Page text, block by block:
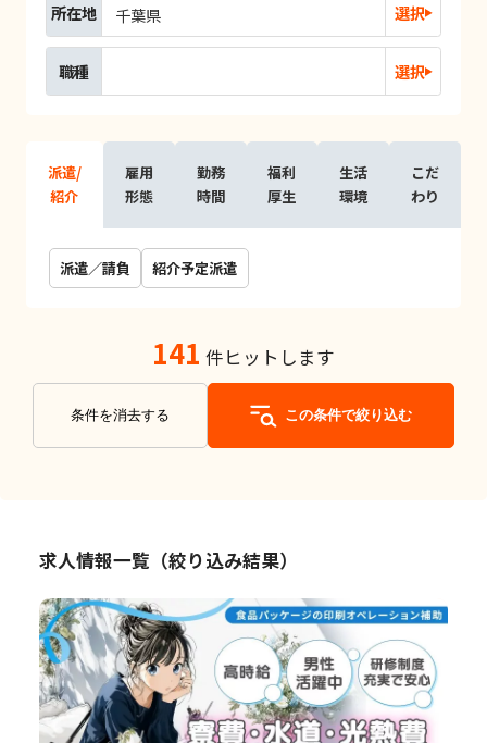
所在地 千葉県 選択
職種 選択
派遣/
紹介
雇用
形態
勤務
時間
福利
厚生
生活
環境
こだ
わり
派遣／請負 紹介予定派遣
141 件ヒットします
条件を消去する この条件で絞り込む
求人情報一覧（絞り込み結果）